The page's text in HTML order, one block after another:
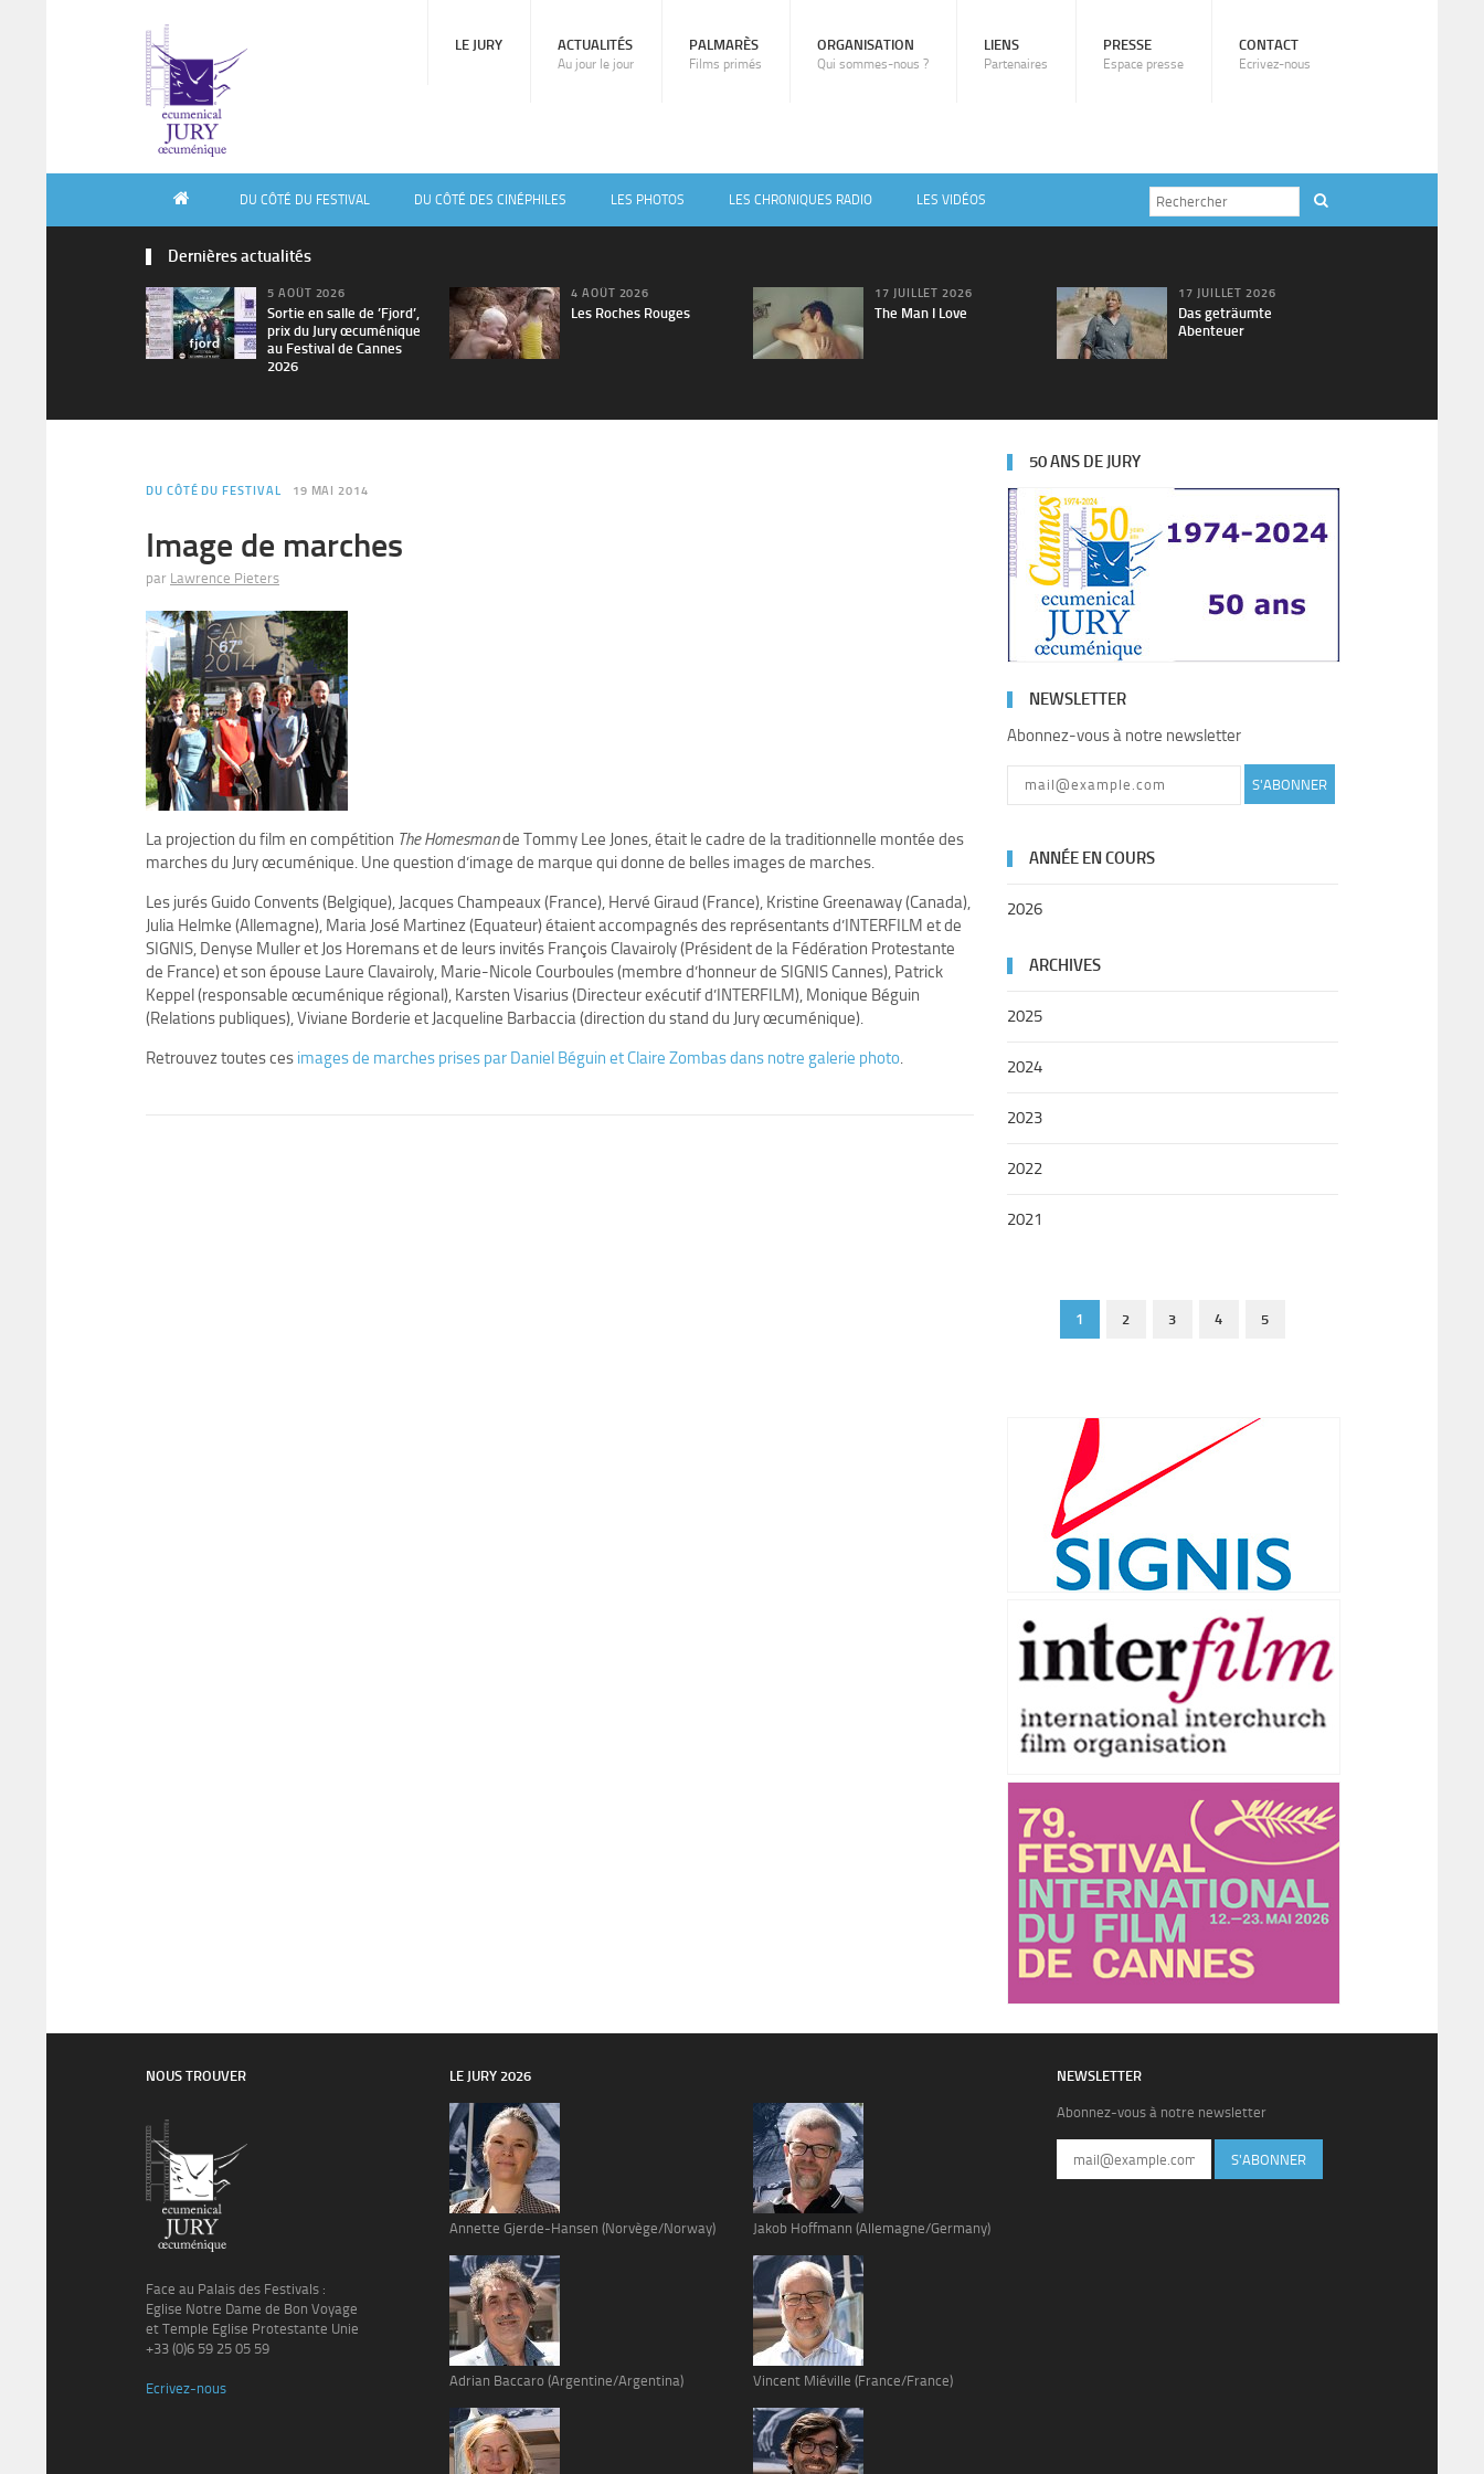
LE JURY ACTUALITÉS
Au jour le jour
PALMARÈS
Films primés
ORGANISATION
Qui sommes-nous ?
LIENS
Partenaires
PRESSE
Espace presse
CONTACT
Ecrivez-nous
DU CÔTÉ DU FESTIVAL DU CÔTÉ DES CINÉPHILES LES PHOTOS LES CHRONIQUES RADIO LES VIDÉOS
Dernières actualités
5 AOÛT 2026
Sortie en salle de ’Fjord’,
prix du Jury œcuménique
au Festival de Cannes
2026
4 AOÛT 2026
Les Roches Rouges
17 JUILLET 2026
The Man I Love
17 JUILLET 2026
Das geträumte
Abenteuer
DU CÔTÉ DU FESTIVAL 19 MAI 2014
Image de marches
par Lawrence Pieters
La projection du film en compétition The Homesmande Tommy Lee Jones, était le cadre de la traditionnelle montée des
marches du Jury œcuménique. Une question d’image de marque qui donne de belles images de marches.
Les jurés Guido Convents (Belgique), Jacques Champeaux (France), Hervé Giraud (France), Kristine Greenaway (Canada),
Julia Helmke (Allemagne), Maria José Martinez (Equateur) étaient accompagnés des représentants d’INTERFILM et de
SIGNIS, Denyse Muller et Jos Horemans et de leurs invités François Clavairoly (Président de la Fédération Protestante
de France) et son épouse Laure Clavairoly, Marie-Nicole Courboules (membre d’honneur de SIGNIS Cannes), Patrick
Keppel (responsable œcuménique régional), Karsten Visarius (Directeur exécutif d’INTERFILM), Monique Béguin
(Relations publiques), Viviane Borderie et Jacqueline Barbaccia (direction du stand du Jury œcuménique).
Retrouvez toutes ces images de marches prises par Daniel Béguin et Claire Zombas dans notre galerie photo.
50 ANS DE JURY
NEWSLETTER
Abonnez-vous à notre newsletter
S'ABONNER
ANNÉE EN COURS
2026
ARCHIVES
2025
2024
2023
2022
2021
1 2 3 4 5
NOUS TROUVER
Face au Palais des Festivals :
Eglise Notre Dame de Bon Voyage
et Temple Eglise Protestante Unie
+33 (0)6 59 25 05 59
Ecrivez-nous
LE JURY 2026
Annette Gjerde-Hansen (Norvège/Norway)
Adrian Baccaro (Argentine/Argentina)
Jakob Hoffmann (Allemagne/Germany)
Vincent Miéville (France/France)
NEWSLETTER
Abonnez-vous à notre newsletter
S'ABONNER